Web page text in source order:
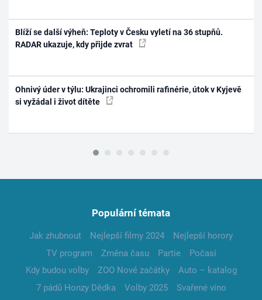
Blíží se další výheň: Teploty v Česku vyletí na 36 stupňů.
RADAR ukazuje, kdy přijde zvrat
Ohnivý úder v týlu: Ukrajinci ochromili rafinérie, útok v Kyjevě
si vyžádal i život dítěte
Populární témata
Jak zhubnout Nejlepší filmy 2024
Nejlepší horory
TV program
Změna času Partie
Počasí
Kdy budou volby
ZOO Nové začátky
Auto – katalog
7 pádů Honzy Dědka
Volby 2025
Svařené víno